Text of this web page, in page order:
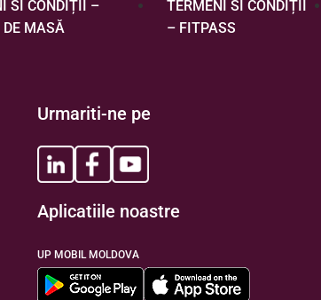
SI CONDIȚII –
DE MASĂ
TERMENI SI CONDIȚII
– FITPASS
Urmariti-ne pe
Aplicatiile noastre
UP MOBIL MOLDOVA